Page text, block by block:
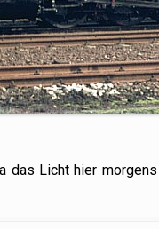
das Licht hier